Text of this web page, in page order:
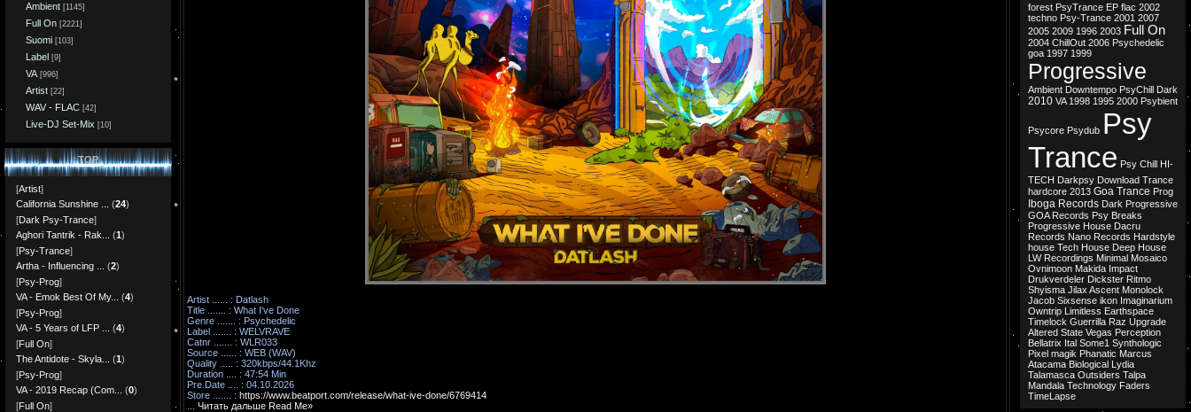
Ambient [1145]
Full On [2221]
Suomi [103]
Label [9]
VA [996]
Artist [22]
WAV - FLAC [42]
Live-DJ Set-Mix [10]
TOP
[Artist]
California Sunshine ...
(24)
[Dark Psy-Trance]
Aghori Tantrik - Rak...
(1)
[Psy-Trance]
Artha - Influencing ...
(2)
[Psy-Prog]
VA - Emok Best Of My...
(4)
[Psy-Prog]
VA - 5 Years of LFP ...
(4)
[Full On]
The Antidote - Skyla...
(1)
[Psy-Prog]
VA - 2019 Recap (Com...
(0)
[Full On]
Artist ...... : Datlash
Title ....... : What I've Done
Genre ....... : Psychedelic
Label ....... : WELVRAVE
Catnr ....... : WLR033
Source ...... : WEB (WAV)
Quality ..... : 320kbps/44.1Khz
Duration .... : 47:54 Min
Pre.Date .... : 04.10.2026
Store ....... : https://www.beatport.com/release/what-ive-done/6769414
Читать дальше Read Me»
forest PsyTrance EP flac 2002
techno Psy-Trance 2001 2007
2005 2009 1996 2003 Full On
2004 ChillOut 2006 Psychedelic
goa 1997 1999
Progressive
Ambient Downtempo PsyChill Dark
2010 VA 1998 1995 2000 Psybient
Psycore Psydub Psy
Trance Psy Chill HI-
TECH Darkpsy Download Trance
hardcore 2013 Goa Trance Prog
Iboga Records Dark Progressive
GOA Records Psy Breaks
Progressive House Dacru
Records Nano Records Hardstyle
house Tech House Deep House
LW Recordings Minimal Mosaico
Ovnimoon Makida Impact
Drukverdeler Dickster Ritmo
Shyisma Jilax Ascent Monolock
Jacob Sixsense ikon Imaginarium
Owntrip Limitless Earthspace
Timelock Guerrilla Raz Upgrade
Altered State Vegas Perception
Bellatrix Ital Some1 Synthologic
Pixel magik Phanatic Marcus
Atacama Biological Lydia
Talamasca Outsiders Talpa
Mandala Technology Faders
TimeLapse